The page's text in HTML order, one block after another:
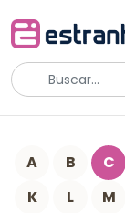
A B C
K
L M